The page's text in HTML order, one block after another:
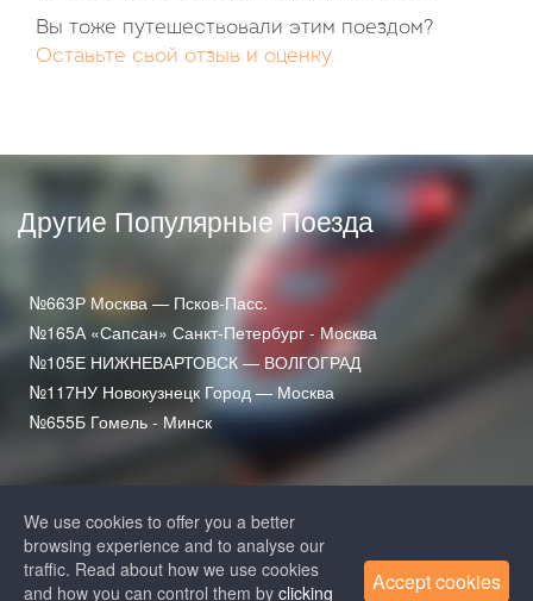
Вы тоже путешествовали этим поездом?
Оставьте свой отзыв и оценку.
Другие Популярные Поезда
№663Р Москва — Псков-Пасс.
№165А «Сапсан» Санкт-Петербург - Москва
№105Е НИЖНЕВАРТОВСК — ВОЛГОГРАД
№117НУ Новокузнецк Город — Москва
№655Б Гомель - Минск
We use cookies to offer you a better
browsing experience and to analyse our
traffic. Read about how we use cookies
and how you can control them by clicking Accept cookies